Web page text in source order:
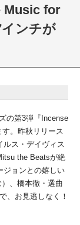
Music for
ンチが
の第3弾『Incense
。昨秋リリース
ルス・デイヴィス
the Beatsが絶
ジョンとの嬉しい
、橋本徹・選曲
、お見逃しなく！